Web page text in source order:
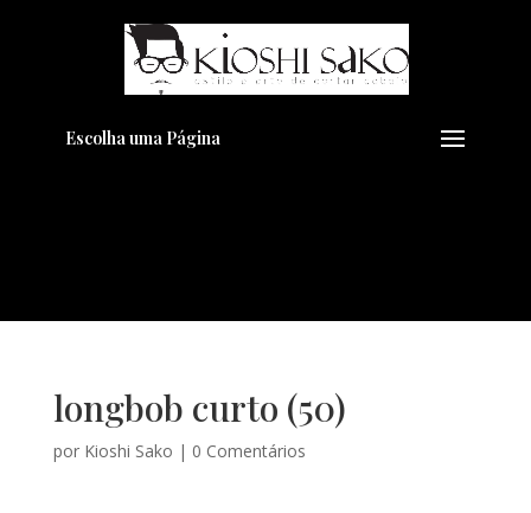
Escolha uma Página
longbob curto (50)
por Kioshi Sako | 0 Comentários
Pensando em transformar seu
Visual??